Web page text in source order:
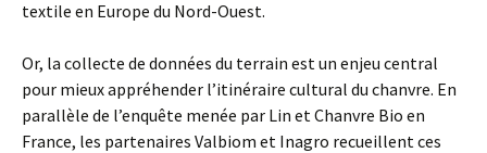
textile en Europe du Nord-Ouest.
Or, la collecte de données du terrain est un enjeu central
pour mieux appréhender l’itinéraire cultural du chanvre. En
parallèle de l’enquête menée par Lin et Chanvre Bio en
France, les partenaires Valbiom et Inagro recueillent ces